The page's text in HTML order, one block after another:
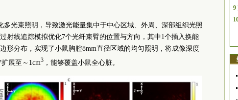
多光束照明，导致激光能量集中于中心区域、外周、深部组织光照
射线追踪模拟优化7个光纤束臂的位置与方向，其中1个插入换能
形分布，实现了小鼠胸腔8mm直径区域的均匀照明，将成像深度
展至～1cm3 ，能够覆盖小鼠全心脏。
9